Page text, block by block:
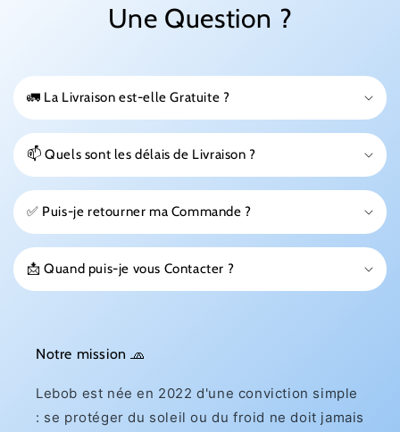
Une Question ?
🚛 La Livraison est-elle Gratuite ?
📫 Quels sont les délais de Livraison ?
✅ Puis-je retourner ma Commande ?
📩 Quand puis-je vous Contacter ?
Notre mission 🧢
Lebob est née en 2022 d'une conviction simple
: se protéger du soleil ou du froid ne doit jamais